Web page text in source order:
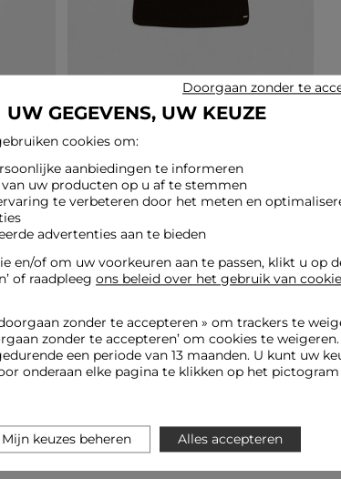
UW GEGEVENS, UW KEUZE
cookies om:
aanbiedingen te informeren
uw producten op u af te stemmen
te verbeteren door het meten en
advertenties aan te bieden
en/of om uw voorkeuren aan te passen, klikt u op
of raadpleeg ons beleid over het gebruik van
zonder te accepteren » om trackers te
zonder te accepteren’ om cookies te
een periode van 13 maanden. U kunt uw
onderaan elke pagina te klikken op het pictogram
Mijn keuzes beheren
Doorgaan zonder te
Alles accepteren